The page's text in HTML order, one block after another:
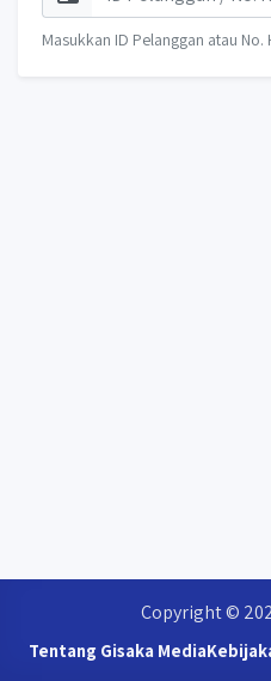
Masukkan ID Pelanggan atau
Copyright ©
Tentang Gisaka Media